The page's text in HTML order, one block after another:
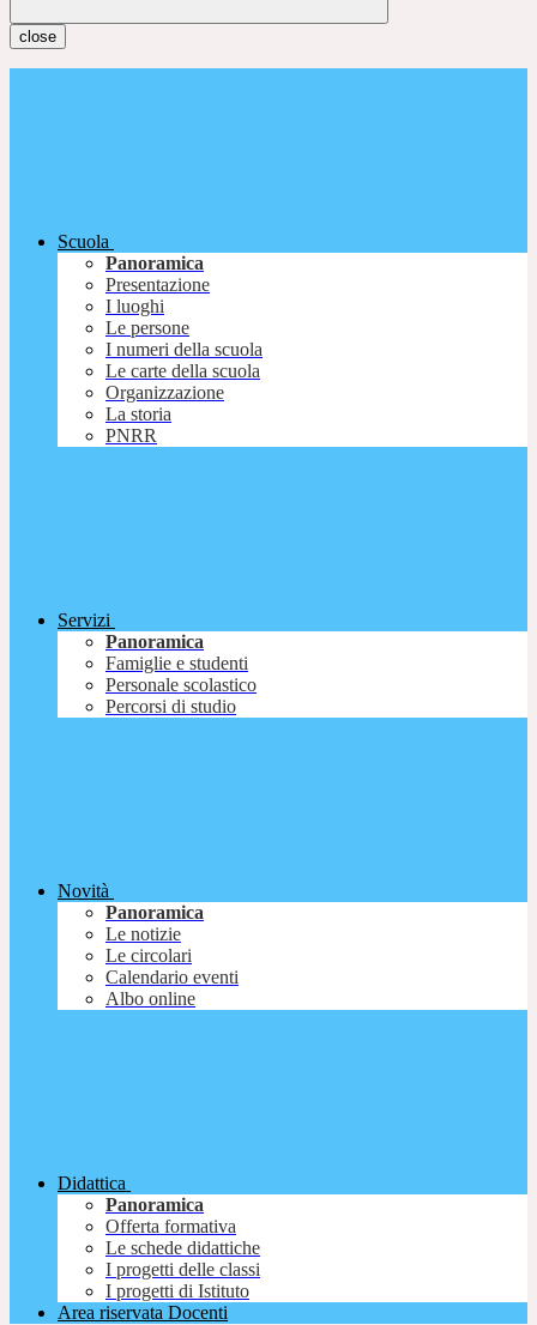
close
Scuola
Panoramica
Presentazione
I luoghi
Le persone
I numeri della scuola
Le carte della scuola
Organizzazione
La storia
PNRR
Servizi
Panoramica
Famiglie e studenti
Personale scolastico
Percorsi di studio
Novità
Panoramica
Le notizie
Le circolari
Calendario eventi
Albo online
Didattica
Panoramica
Offerta formativa
Le schede didattiche
I progetti delle classi
I progetti di Istituto
Area riservata Docenti